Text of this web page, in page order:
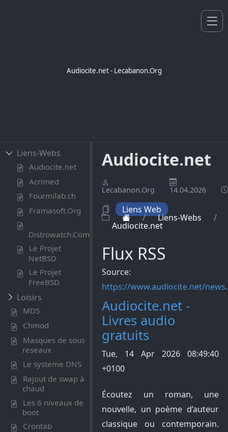
Audiocite.net - Lecabanon.Org
Liens-Webs
Audiocite.net
Acrimed
Fourmilab.ch
Framasoft.Org
Distrowatch.Com
Le Projet
NetBSD
Le Projet
FreeBSD
Loisirs
MD5
Chmod
Masques de sous
reseaux
Le systeme DNS
Rajout de swap à
chaud
Les 6 niveaux de
boot
Crontab
Audiocite.net
Lecabanon.Org 14.04.2026
Liens Web
/ Liens-Webs /
Audiocite.net
Flux RSS
Source:
https://www.audiocite.net/
Audiocite.net -
Livres audio
gratuits
Tue, 14 Apr 2026 08:49:40
+0100
Écoutez un roman, une
nouvelle, un poème d’auteur
classique ou contemporain.